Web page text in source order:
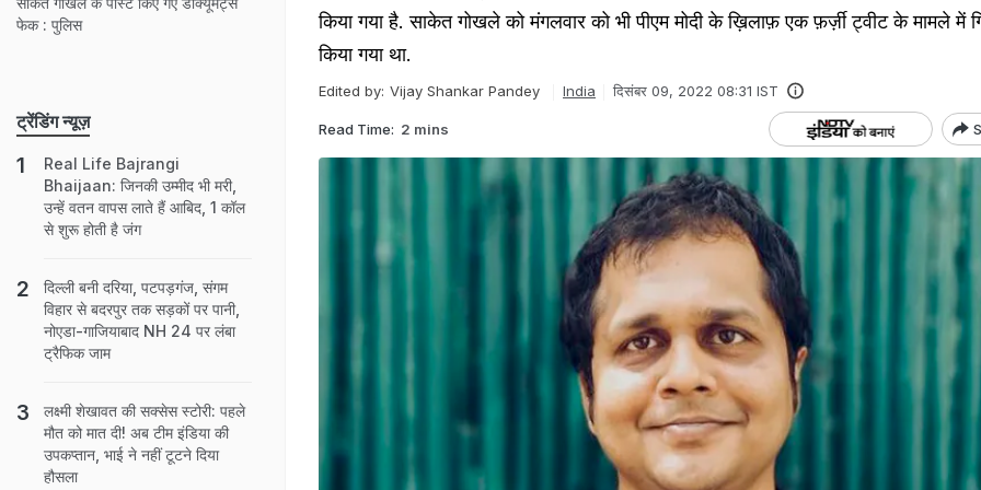
किया गया है. साकेत गोखले को मंगलवार को भी पीएम मोदी के ख़िलाफ़ एक फ़र्ज़ी ट्वीट के मामले में
किया गया था.
Edited by: Vijay Shankar Pandey India दिसंबर 09, 2022 08:31 IST
Read Time: 2 mins
फेक : पुलिस
ट्रेंडिंग न्यूज़
Real Life Bajrangi
Bhaijaan: जिनकी उम्‍मीद भी मरी,
उन्‍हें वतन वापस लाते हैं आबिद, 1 कॉल
से शुरू होती है जंग
दिल्ली बनी दरिया, पटपड़गंज, संगम
विहार से बदरपुर तक सड़कों पर पानी,
नोएडा-गाजियाबाद NH 24 पर लंबा
ट्रैफिक जाम
लक्ष्मी शेखावत की सक्‍सेस स्‍टोरी: पहले
मौत को मात दी! अब टीम इंडिया की
उपकप्तान, भाई ने नहीं टूटने दिया
हौसला